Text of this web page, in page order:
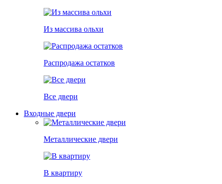
Из массива ольхи
Распродажа остатков
Все двери
Входные двери
Металлические двери
В квартиру